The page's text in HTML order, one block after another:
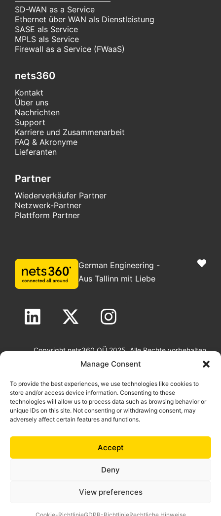
Manage Consent
To provide the best experiences, we use technologies like cookies to
store and/or access device information. Consenting to these
technologies will allow us to process data such as browsing behavior or
unique IDs on this site. Not consenting or withdrawing consent, may
adversely affect certain features and functions.
Accept
Deny
View preferences
SD-WAN as a Service
Ethernet über WAN als Dienstleistung
SASE als Service
MPLS als Service
Firewall as a Service (FWaaS)
nets360
Kontakt
Über uns
Nachrichten
Support
Karriere und Zusammenarbeit
FAQ & Akronyme
Lieferanten
Partner
Wiederverkäufer Partner
Netzwerk-Partner
Plattform Partner
German Engineering -
Aus Tallinn mit Liebe
Copyright nets360 OÜ 2025. Alle Rechte vorbehalten
Rechtliche Hinweise|GDPR-Richtlinie Cookie-Richtlinie
100% Made in Europe for Europe.
Die Produkte und Dienstleistungen von nets360 sind
für Unternehmen, NGOs und öffentliche Einrichtungen